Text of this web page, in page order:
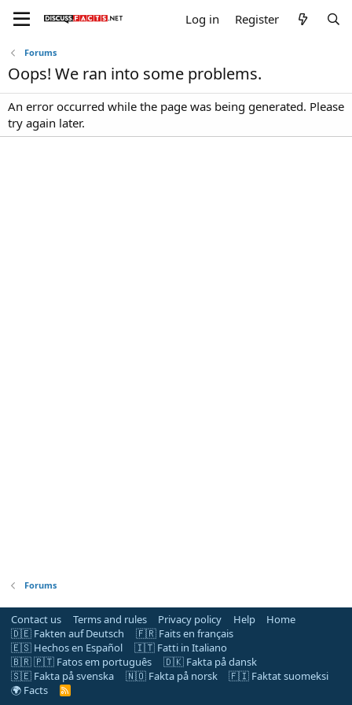
Log in Register
Forums
Oops! We ran into some problems.
An error occurred while the page was being generated. Please
try again later.
Forums
Contact us Terms and rules Privacy policy Help
Home
🇩🇪 Fakten auf Deutsch
🇫🇷 Faits en français
🇪🇸 Hechos en Español
🇮🇹 Fatti in Italiano
🇧🇷 🇵🇹 Fatos em português
🇩🇰 Fakta på dansk
🇸🇪 Fakta på svenska
🇳🇴 Fakta på norsk
🇫🇮 Faktat suomeksi
🌍 Facts
R